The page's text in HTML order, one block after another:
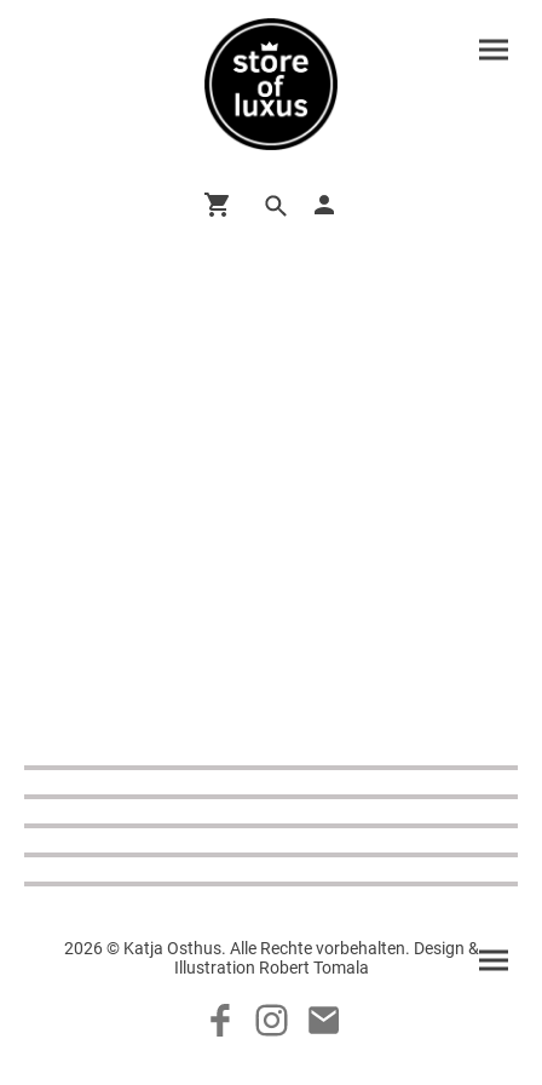
2026 © Katja Osthus. Alle Rechte vorbehalten. Design &
Illustration Robert Tomala